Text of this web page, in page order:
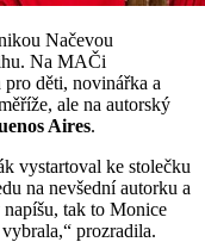
Načevou
Na MAČi
děti, novinářka a
ale na autorský
Aires.
vystartoval ke stolečku
na nevšední autorku a
tak to Monice
prozradila.